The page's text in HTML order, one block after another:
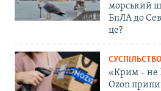
морський
БпЛА до
це?
СУСПІЛЬСТВО
«Крим – не
Ozon